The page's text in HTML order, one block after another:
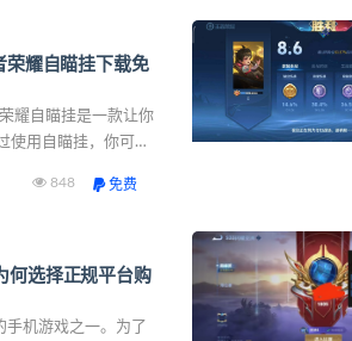
荣耀自瞄挂下载免
使用自瞄挂，你可以
的下载方式、使用
848 免费
何选择正规平台购
手机游戏之一。为了